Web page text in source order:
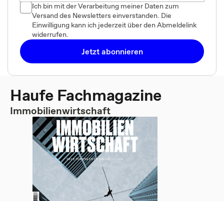
Ich bin mit der Verarbeitung meiner Daten zum
Versand des Newsletters einverstanden. Die
Einwilligung kann ich jederzeit über den Abmeldelink
widerrufen.
Jetzt abonnieren
Haufe Fachmagazine
Immobilienwirtschaft